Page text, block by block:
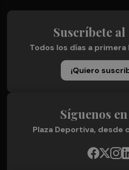
Suscríbete
Todos los días a
¡Quiero
Síguenos
Plaza Deportiva, desde